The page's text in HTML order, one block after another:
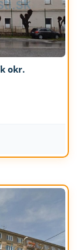
okr.